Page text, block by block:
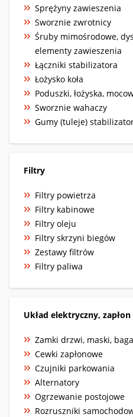
Sprężyny zawieszenia
Sworznie zwrotnicy
Śruby mimośrodowe,
elementy zawieszenia
Łączniki stabilizatora
Łożysko koła
Poduszki, łożyska,
Sworznie wahaczy
Gumy (tuleje)
Filtry
Filtry powietrza
Filtry kabinowe
Filtry oleju
Filtry skrzyni biegów
Zestawy filtrów
Filtry paliwa
Układ elektryczny, zapłon
Zamki drzwi, maski,
Cewki zapłonowe
Czujniki parkowania
Alternatory
Ogrzewanie postojowe
Rozruszniki